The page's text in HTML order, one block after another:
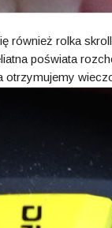
również rolka
poświata
otrzymujemy